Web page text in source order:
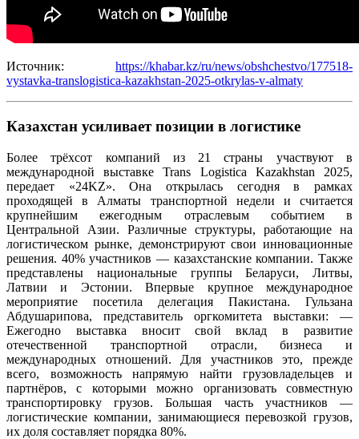
Источник: https://khabar.kz/ru/news/obshchestvo/177518-
vystavka-translogistica-kazakhstan-2025-otkrylas-v-almaty
Казахстан усиливает позиции в логистике
Более трёхсот компаний из 21 страны участвуют в
международной выставке Trans Logistica Kazakhstan 2025,
передает «24KZ». Она открылась сегодня в рамках
проходящей в Алматы транспортной недели и считается
крупнейшим ежегодным отраслевым событием в
Центральной Азии. Различные структуры, работающие на
логистическом рынке, демонстрируют свои инновационные
решения. 40% участников — казахстанские компании. Также
представлены национальные группы Беларуси, Литвы,
Латвии и Эстонии. Впервые крупное международное
мероприятие посетила делегация Пакистана. Гульзана
Абдушарипова, представитель оргкомитета выставки: —
Ежегодно выставка вносит свой вклад в развитие
отечественной транспортной отрасли, бизнеса и
международных отношений. Для участников это, прежде
всего, возможность напрямую найти грузовладельцев и
партнёров, с которыми можно организовать совместную
транспортировку грузов. Большая часть участников —
логистические компании, занимающиеся перевозкой грузов,
их доля составляет порядка 80%.